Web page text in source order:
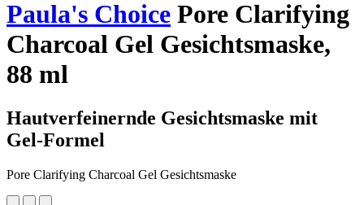
Paula's Choice Pore Clarifying
Charcoal Gel Gesichtsmaske,
88 ml
Hautverfeinernde Gesichtsmaske mit
Gel-Formel
Pore Clarifying Charcoal Gel Gesichtsmaske